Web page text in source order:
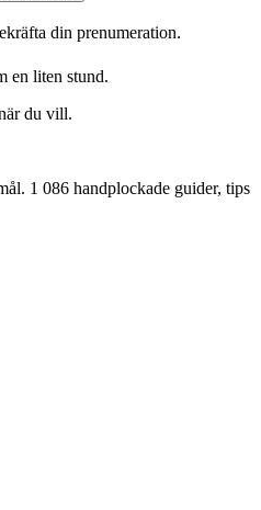
din prenumeration.
en liten stund.
du vill.
1 086 handplockade guider, tips